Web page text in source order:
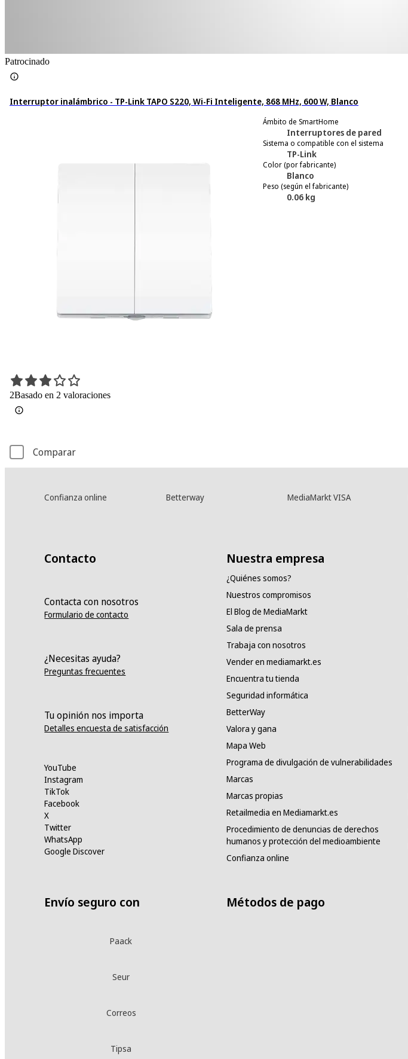
Patrocinado
Interruptor inalámbrico - TP-Link TAPO S220, Wi-Fi Inteligente, 868 MHz, 600 W, Blanco
2Basado en 2 valoraciones
Ámbito de SmartHome
Interruptores de pared
Sistema o compatible con el sistema
TP-Link
Color (por fabricante)
Blanco
Peso (según el fabricante)
0.06 kg
Comparar
Confianza online Betterway MediaMarkt VISA
Contacto
Contacta con nosotros
Formulario de contacto
¿Necesitas ayuda?
Preguntas frecuentes
Tu opinión nos importa
Detalles encuesta de satisfacción
YouTube
Instagram
TikTok
Facebook
X
Twitter
WhatsApp
Google Discover
Nuestra empresa
¿Quiénes somos?
Nuestros compromisos
El Blog de MediaMarkt
Sala de prensa
Trabaja con nosotros
Vender en mediamarkt.es
Encuentra tu tienda
Seguridad informática
BetterWay
Valora y gana
Mapa Web
Programa de divulgación de vulnerabilidades
Marcas
Marcas propias
Retailmedia en Mediamarkt.es
Procedimiento de denuncias de derechos
humanos y protección del medioambiente
Confianza online
Envío seguro con
Paack
Seur
Correos
Tipsa
Métodos de pago